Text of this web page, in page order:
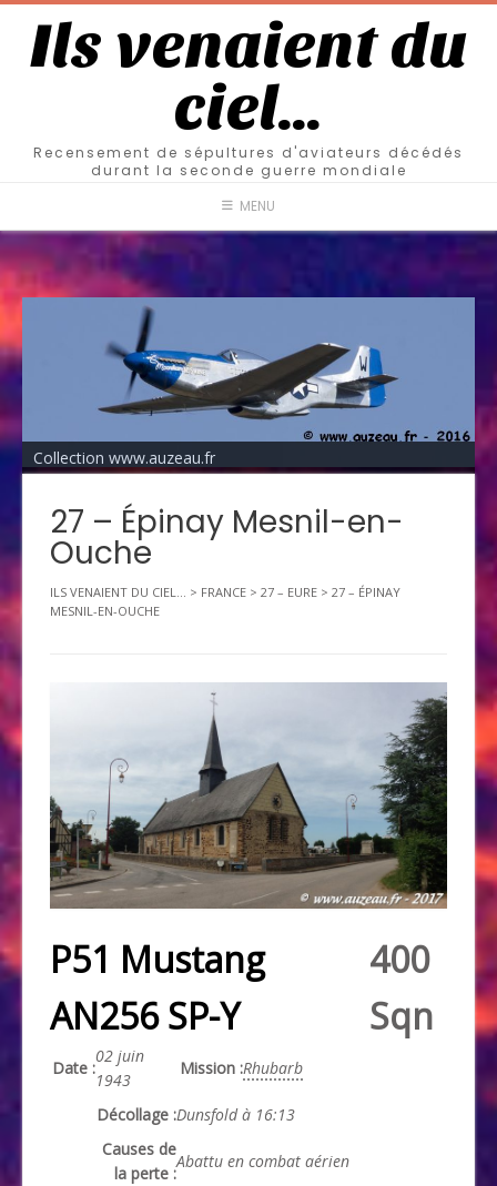
Ils venaient du
ciel…
Recensement de sépultures d'aviateurs décédés
durant la seconde guerre mondiale
MENU
Collection www.auzeau.fr
27 – Épinay Mesnil-en-
Ouche
ILS VENAIENT DU CIEL... > FRANCE > 27 – EURE > 27 – ÉPINAY
MESNIL-EN-OUCHE
P51 Mustang
AN256 SP-Y
400
Sqn
Date :
02 juin
1943
Mission :Rhubarb
Décollage :Dunsfold à 16:13
Causes de
la perte :
Abattu en combat aérien